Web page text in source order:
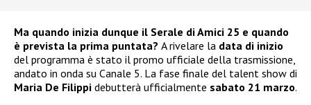
Ma quando inizia dunque il Serale di Amici 25 e quando
è prevista la prima puntata? A rivelare la data di inizio
del programma è stato il promo ufficiale della trasmissione,
andato in onda su Canale 5. La fase finale del talent show di
Maria De Filippi debutterà ufficialmente sabato 21 marzo.